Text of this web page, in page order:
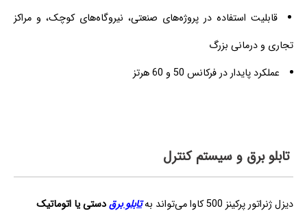
قابلیت استفاده در پروژه‌های صنعتی، نیروگاه‌های کوچک، و مراکز
تجاری و درمانی بزرگ
عملکرد پایدار در فرکانس 50 و 60 هرتز
تابلو برق و سیستم کنترل
دیزل ژنراتور پرکینز 500 کاوا می‌تواند به تابلو برقدستی یا اتوماتیک